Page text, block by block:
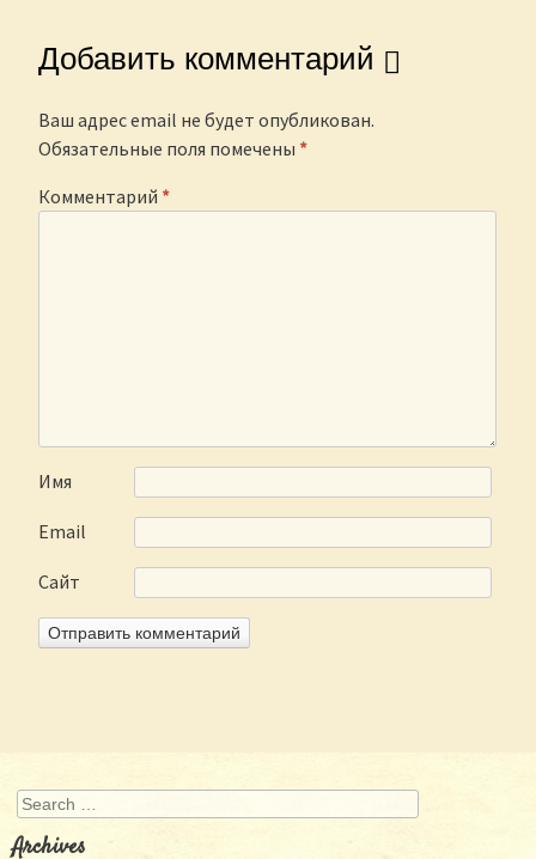
Добавить комментарий
Ваш адрес email не будет опубликован.
Обязательные поля помечены *
Комментарий *
Имя
Email
Сайт
Search
Archives